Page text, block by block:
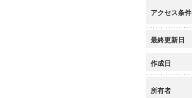
アクセス条件
最終更新日
作成日
所有者